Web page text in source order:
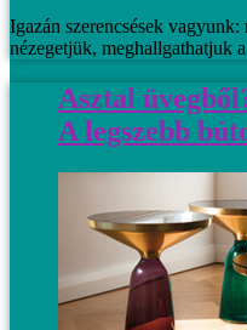
Igazán szerencsések
nézegetjük, meghallgathatjuk
Asztal
A legszebb